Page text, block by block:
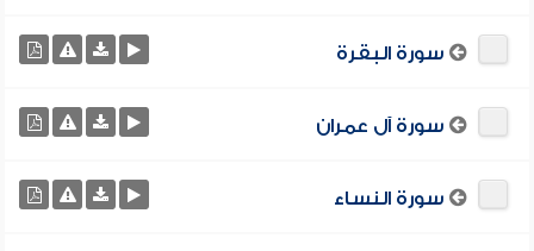
سورة البقرة
سورة آل عمران
سورة النساء